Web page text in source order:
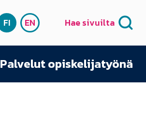
SUOMI
FI ENGLISH
EN Hae sivuilta
Palvelut opiskelijatyönä